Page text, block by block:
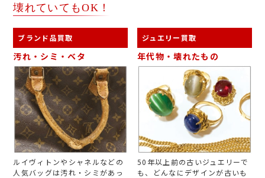
壊れていてもOK！
ブランド品買取
汚れ・シミ・ベタ
ルイヴィトンやシャネルなどの
人気バッグは汚れ・シミがあっ
ジュエリー買取
年代物・壊れたもの
50年以上前の古いジュエリーで
も、どんなにデザインが古いも